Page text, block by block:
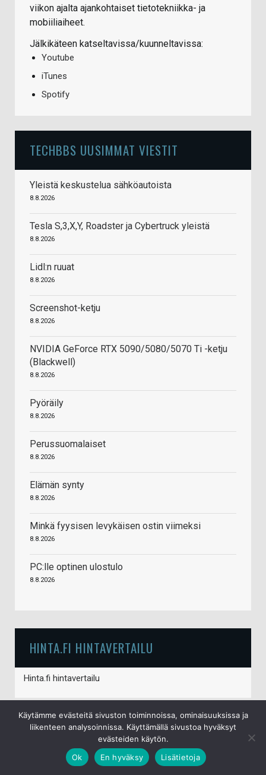
viikon ajalta ajankohtaiset tietotekniikka- ja
mobiiliaiheet.
Jälkikäteen katseltavissa/kuunneltavissa:
Youtube
iTunes
Spotify
TECHBBS UUSIMMAT VIESTIT
Yleistä keskustelua sähköautoista
8.8.2026
Tesla S,3,X,Y, Roadster ja Cybertruck yleistä
8.8.2026
Lidl:n ruuat
8.8.2026
Screenshot-ketju
8.8.2026
NVIDIA GeForce RTX 5090/5080/5070 Ti -ketju
(Blackwell)
8.8.2026
Pyöräily
8.8.2026
Perussuomalaiset
8.8.2026
Elämän synty
8.8.2026
Minkä fyysisen levykäisen ostin viimeksi
8.8.2026
PC:lle optinen ulostulo
8.8.2026
HINTA.FI HINTAVERTAILU
Hinta.fi hintavertailu
© S&J Media Oy
Käytämme evästeitä sivuston toiminnoissa, ominaisuuksissa ja
liikenteen analysoinnissa. Käyttämällä sivustoa hyväksyt
evästeiden käytön.
Ok
En hyväksy Lisätietoja